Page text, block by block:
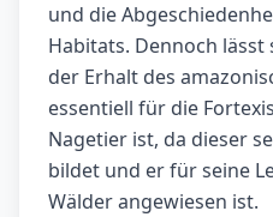
und die
Habitats. Dennoch
der Erhalt des
essentiell für die
Nagetier ist, da dieser
bildet und er für seine
Wälder angewiesen ist.